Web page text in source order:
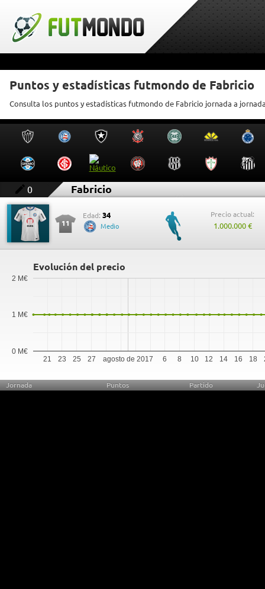
Puntos y estadísticas futmondo de Fabricio
Consulta los puntos y estadísticas futmondo de Fabricio jornada a
0 Fabricio
11
Edad: 34
Medio
Precio actual:
1.000.000 €
Evolución del precio
agosto de 2017
21 23 25 27 6 8 10 12 14 16 18
0 M€
1 M€
2 M€
Jornada Puntos Partido